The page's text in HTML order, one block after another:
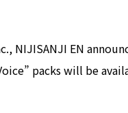
NIJISANJI EN
packs will be